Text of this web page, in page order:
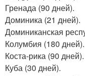
Гренада (90 дней).
Доминика (21 дней).
Доминиканская
Колумбия (180 дней).
Коста-рика (90 дней).
Куба (30 дней).